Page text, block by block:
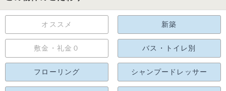
オススメ 新築
敷金・礼金０ バス・トイレ別
フローリング シャンプードレッサー